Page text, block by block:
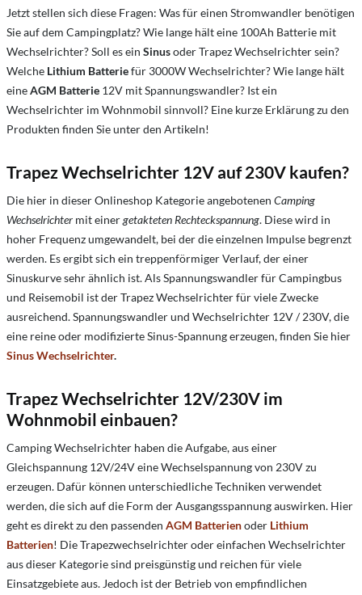
Jetzt stellen sich diese Fragen: Was für einen Stromwandler benötigen
Sie auf dem Campingplatz?Wie lange hält eine 100Ah Batterie mit
Wechselrichter?Soll es ein Sinusoder Trapez Wechselrichter sein?
Welche Lithium Batteriefür 3000W Wechselrichter?Wie lange hält
eineAGM Batterie 12V mit Spannungswandler? Ist ein
Wechselrichter im Wohnmobil sinnvoll? Eine kurze Erklärung zu den
Produkten finden Sie unter den Artikeln!
Trapez Wechselrichter 12V auf 230V kaufen?
Die hier in dieser Onlineshop Kategorie angebotenen Camping
Wechselrichter mit einergetakteten Rechteckspannung. Diese wird in
hoher Frequenz umgewandelt, bei der die einzelnen Impulse begrenzt
werden. Es ergibt sich ein treppenförmiger Verlauf, der einer
Sinuskurve sehr ähnlich ist. Als Spannungswandler für Campingbus
und Reisemobil ist der Trapez Wechselrichter für viele Zwecke
ausreichend. Spannungswandler und Wechselrichter 12V / 230V, die
eine reine oder modifizierte Sinus-Spannung erzeugen, finden Sie hier
Sinus Wechselrichter.
Trapez Wechselrichter 12V/230V im
Wohnmobil einbauen?
Camping Wechselrichter haben die Aufgabe, aus einer
Gleichspannung 12V/24V eine Wechselspannung von 230V zu
erzeugen. Dafür können unterschiedliche Techniken verwendet
werden, die sich auf die Form der Ausgangsspannung auswirken. Hier
geht es direkt zu den passenden AGM Batterienoder Lithium
Batterien! Die Trapezwechselrichter oder einfachen Wechselrichter
aus dieser Kategorie sind preisgünstig und reichen für viele
Einsatzgebiete aus. Jedoch ist der Betrieb von empfindlichen